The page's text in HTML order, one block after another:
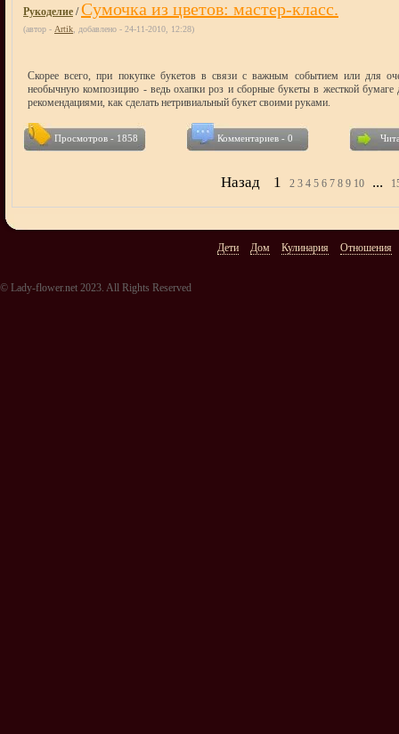
Рукоделие /Сумочка из цветов: мастер-класс.
(автор - Artik , добавлено - 24-11-2010, 12:28)
Скорее всего, при покупке букетов в связи с важным событием или для
необычную композицию - ведь охапки роз и сборные букеты в жесткой бумаге
рекомендациями, как сделать нетривиальный букет своими руками.
Просмотров - 1858 Комментариев - 0
Назад 1 2 3 4 5 6 7 8 9 10 ...
Дети Дом Кулинария Отношения
© Lady-flower.net 2023. All Rights Reserved